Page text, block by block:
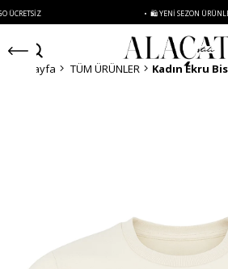
• 🛍️ YENI SEZON
Anasayfa TÜM ÜRÜNLER